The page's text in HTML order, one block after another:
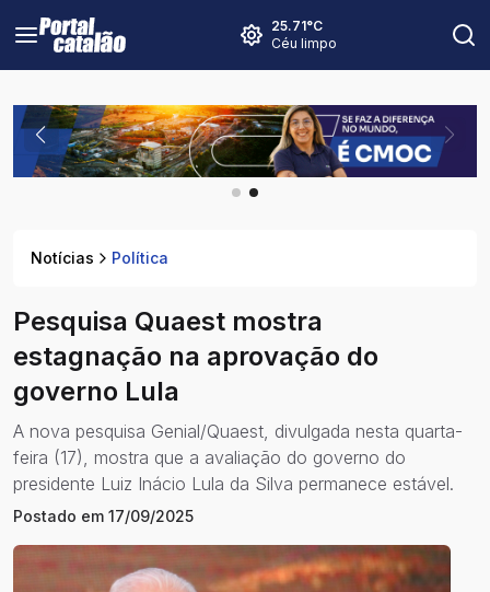
25.71°C
Céu limpo
Notícias Política
Pesquisa Quaest mostra
estagnação na aprovação do
governo Lula
A nova pesquisa Genial/Quaest, divulgada nesta quarta-
feira (17), mostra que a avaliação do governo do
presidente Luiz Inácio Lula da Silva permanece estável.
Postado em 17/09/2025